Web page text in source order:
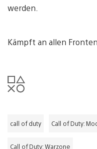
werden.
Kämpft an allen Fronten.
call of duty Call of Duty:
Call of Duty: Warzone